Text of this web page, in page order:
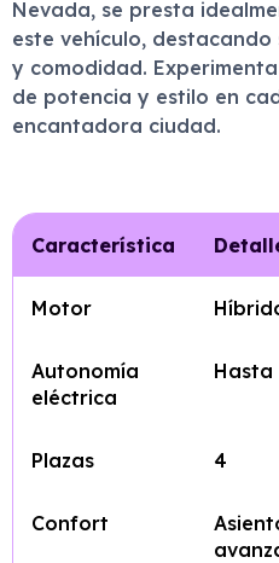
Nevada, se presta
este vehículo,
y comodidad.
de potencia y estilo en
encantadora ciudad.
Característica
Motor
Autonomía
eléctrica
Hasta
Plazas 4
Confort